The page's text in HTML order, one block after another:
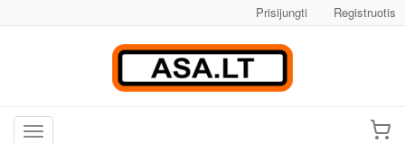
Prisijungti Registruotis
Toggle navigation